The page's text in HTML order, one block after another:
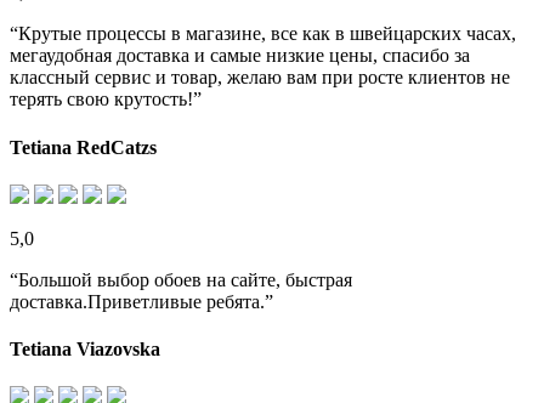
“Крутые процессы в магазине, все как в швейцарских часах,
мегаудобная доставка и самые низкие цены, спасибо за
классный сервис и товар, желаю вам при росте клиентов не
терять свою крутость!”
Tetiana RedCatzs
5,0
“Большой выбор обоев на сайте, быстрая
доставка.Приветливые ребята.”
Tetiana Viazovska